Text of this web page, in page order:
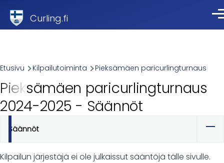
Curling.fi
Breadcrumb
Etusivu Kilpailutoiminta Pieksämäen paricurlingturnaus
Pieksämäen paricurlingturnaus
2024-2025 - Säännöt
Ensisijaiset
välilehdet
Säännöt
Kilpailun järjestäjä ei ole julkaissut sääntöjä tälle sivulle.